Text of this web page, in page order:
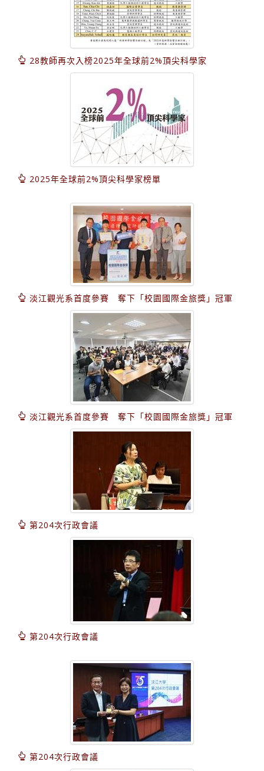
28教師再次入榜2025年全球前2%頂尖科學家
2025年全球前2%頂尖科學家榜單
淡江觀光系首度參賽 奪下「校園國際金旅獎」冠軍
淡江觀光系首度參賽 奪下「校園國際金旅獎」冠軍
第204次行政會議
第204次行政會議
第204次行政會議